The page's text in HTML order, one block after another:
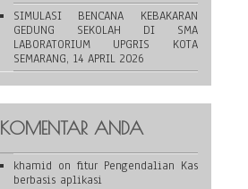
SIMULASI BENCANA KEBAKARAN
GEDUNG SEKOLAH DI SMA
LABORATORIUM UPGRIS KOTA
SEMARANG, 14 APRIL 2026
KOMENTAR ANDA
khamid on fitur Pengendalian Kas
berbasis aplikasi